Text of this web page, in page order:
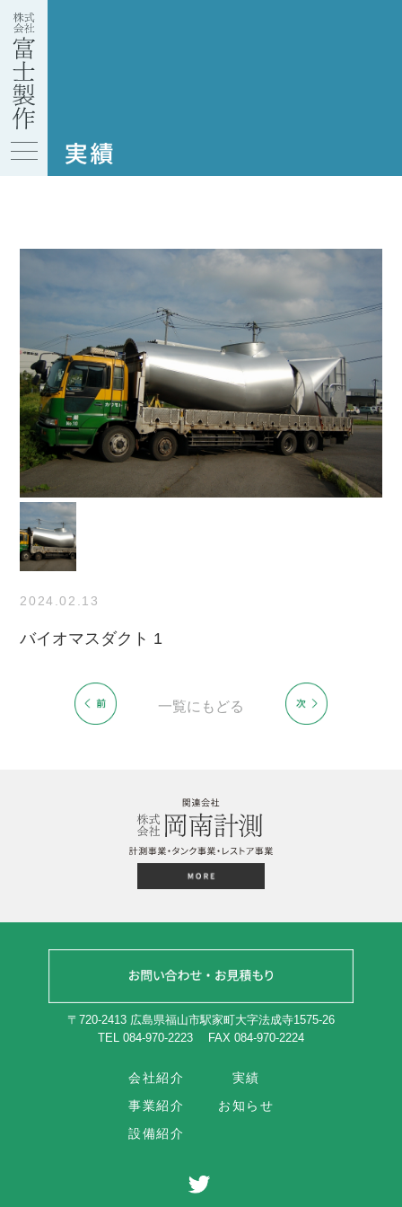
2024.02.13
バイオマスダクト 1
一覧にもどる
〒720-2413 広島県福山市駅家町大字法成寺1575-26
TEL 084-970-2223
FAX 084-970-2224
会社紹介
事業紹介
設備紹介
実績
お知らせ